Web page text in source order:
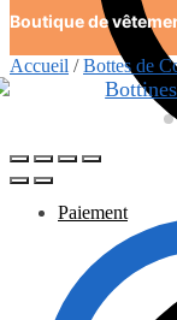
Paiement
Boutique de
Accueil /Bottes de